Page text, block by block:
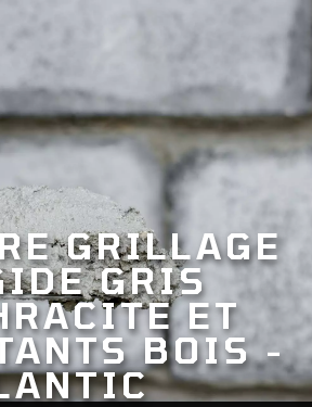
GRILLAGE
GRIS
ET
BOIS -